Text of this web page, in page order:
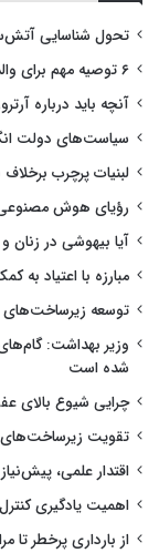
تحول شناسایی
۶ توصیه مهم برای والدین پیش از بازگشایی مدارس
آنچه باید درباره
سیاست‌های دولت
لبنیات پرچرب
رؤیای هوش
آیا بیهوشی در زنان
مبارزه با اعتیاد
توسعه زیرساخت‌های سلامت
وزیر بهداشت:
شده است
چرایی شیوع بالای
تقویت زیرساخت‌های
اقتدار علمی،
اهمیت یادگیری کنترل
از بارداری پرخطر تا